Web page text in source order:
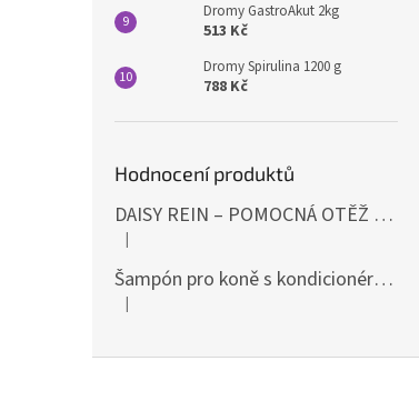
Dromy GastroAkut 2kg
513 Kč
Dromy Spirulina 1200 g
788 Kč
Hodnocení produktů
DAISY REIN – POMOCNÁ OTĚŽ PROTI STAHOVÁNÍ HLAVY DOLŮ ČERNÁ SHIRES
Hodnocení produktu je 5 z 5 hvězdiček.
|
Šampón pro koně s kondicionérem 500ml Waldhausen
Hodnocení produktu je 5 z 5 hvězdiček.
|